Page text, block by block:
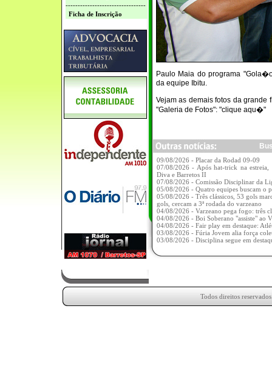
---------------------------------
Ficha de Inscrição
Paulo Maia do programa
da equipe Ibitu.
Vejam as demais fotos da grande
"Galeria de Fotos": "clique aqu�"
09/08/2026 - Placar da Rodad 09-09
07/08/2026 - Após hat-trick na estreia,
Diva e Barretos II
07/08/2026 - Comissão Disciplinar da
05/08/2026 - Quatro equipes buscam o
05/08/2026 - Três clássicos, 53 gols
gols, cercam a 3ª rodada do varzeano
04/08/2026 - Varzeano pega fogo: três
04/08/2026 - Boi Soberano "assiste" ao
04/08/2026 - Fair play em destaque:
03/08/2026 - Fúria Jovem alia força
03/08/2026 - Disciplina segue em
Todos direitos